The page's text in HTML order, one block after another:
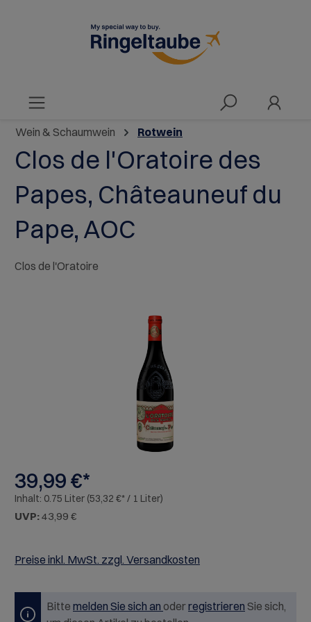
Wein & Schaumwein Rotwein
Clos de l'Oratoire des
Papes, Châteauneuf du
Pape, AOC
Clos de l'Oratoire
39,99 €*
Inhalt: 0.75 Liter (53,32 €* / 1 Liter)
UVP:43,99 €
Preise inkl. MwSt. zzgl. Versandkosten
Bitte melden Sie sich an oderregistrieren Sie sich,